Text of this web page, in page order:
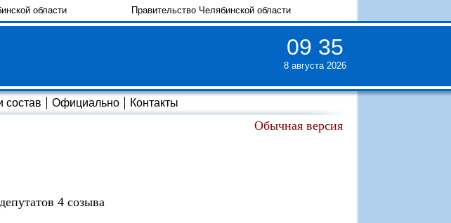
области Правительство Челябинской области
09 35
8 августа 2026
состав Официально Контакты
Обычная версия
4 созыва